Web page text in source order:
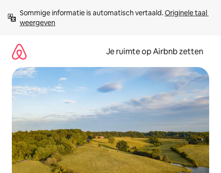
direct
naar
Sommige informatie is automatisch vertaald. Originele taal
weergeven
Je ruimte op Airbnb zetten